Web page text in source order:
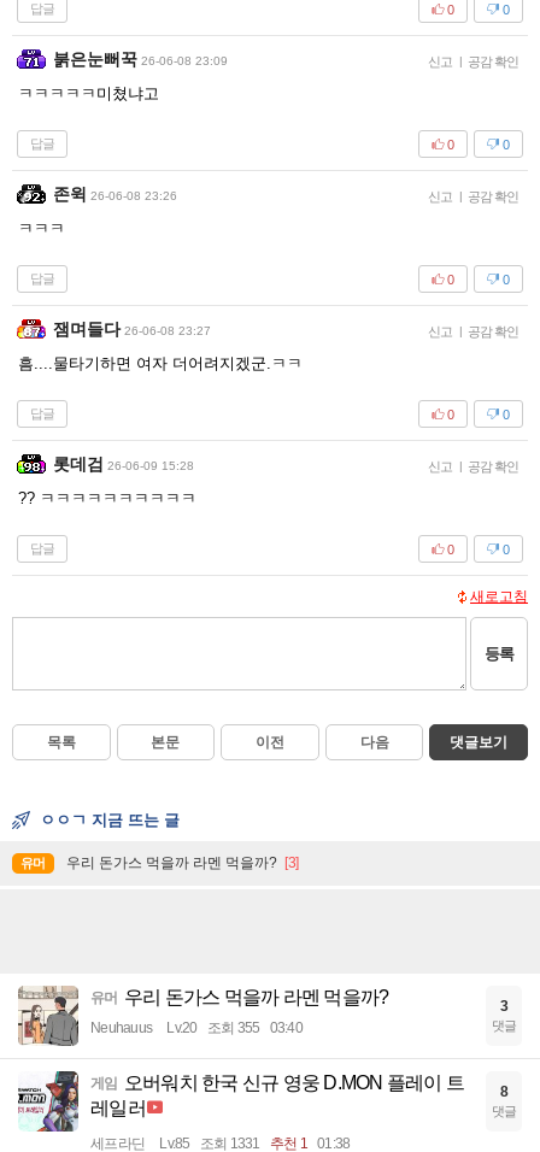
답글 0
0
붉은눈뻐꾹 26-06-08 23:09 신고 | 공감 확인
ㅋㅋㅋㅋㅋ미쳤냐고
답글 0
0
존윅 26-06-08 23:26 신고 | 공감 확인
ㅋㅋㅋ
답글 0
0
잼며들다 26-06-08 23:27 신고 | 공감 확인
흠....물타기하면 여자 더어려지겠군.ㅋㅋ
답글 0
0
롯데검 26-06-09 15:28 신고 | 공감 확인
?? ㅋㅋㅋㅋㅋㅋㅋㅋㅋㅋ
답글 0
0
새로고침
등록
목록 본문 이전 다음 댓글보기
ㅇㅇㄱ 지금 뜨는 글
유머 우리 돈가스 먹을까 라멘 먹을까? [3]
유머 우리 돈가스 먹을까 라멘 먹을까?
Neuhauus Lv.20 조회 355 03:40
3
댓글
게임
오버워치 한국 신규 영웅 D.MON 플레이 트
레일러
세프라딘 Lv.85 조회 1331 추천 1 01:38
8
댓글